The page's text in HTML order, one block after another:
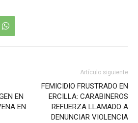
EN
EN
Artículo siguiente
FEMICIDIO FRUSTRADO EN
ERCILLA: CARABINEROS
REFUERZA LLAMADO A
DENUNCIAR VIOLENCIA